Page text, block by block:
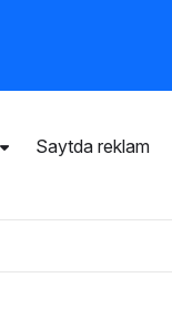
Saytda reklam